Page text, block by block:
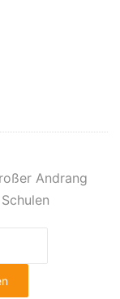
Andrang